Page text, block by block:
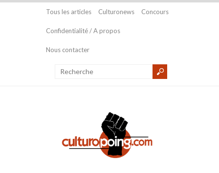
Tous les articles Culturonews Concours
Confidentialité / A propos
Nous contacter